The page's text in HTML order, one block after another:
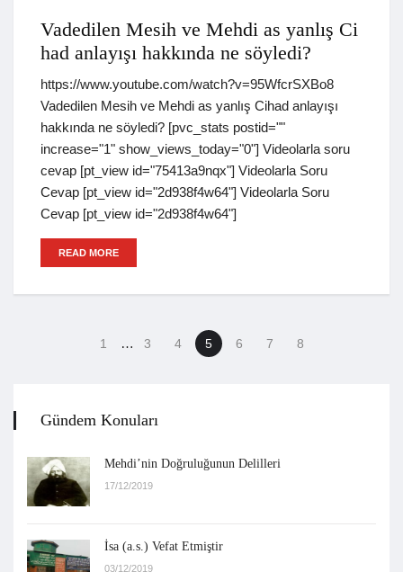
Vadedilen Mesih ve Mehdi as yanlış Ci
had anlayışı hakkında ne söyledi?
https://www.youtube.com/watch?v=95WfcrSXBo8
Vadedilen Mesih ve Mehdi as yanlış Cihad anlayışı
hakkında ne söyledi? [pvc_stats postid=""
increase="1" show_views_today="0"] Videolarla soru
cevap [pt_view id="75413a9nqx"] Videolarla Soru
Cevap [pt_view id="2d938f4w64"] Videolarla Soru
Cevap [pt_view id="2d938f4w64"]
READ MORE
1 … 3 4 5 6 7 8
Gündem Konuları
Mehdi’nin Doğruluğunun Delilleri
17/12/2019
İsa (a.s.) Vefat Etmiştir
03/12/2019